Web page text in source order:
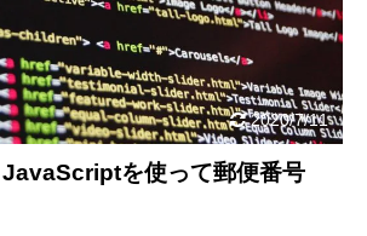
2020/7/11
JavaScriptを使って郵便番号